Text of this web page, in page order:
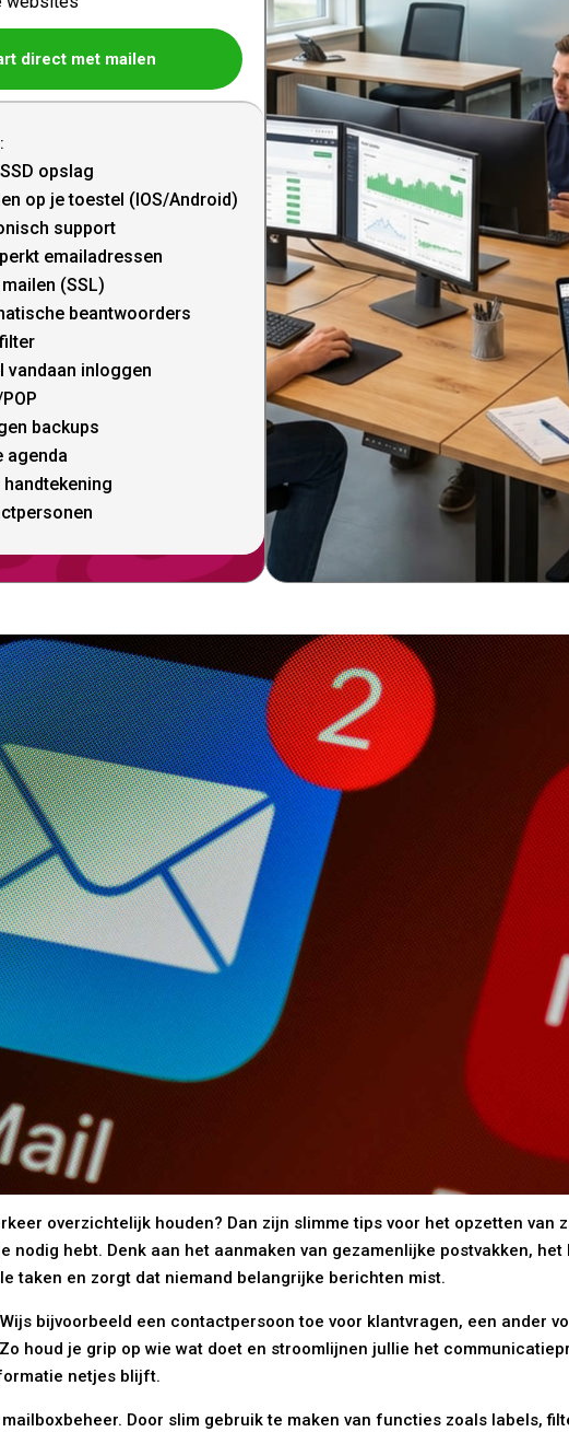
direct met mailen
opslag
op je toestel (IOS/Android)
support
emailadressen
(SSL)
beantwoorders
vandaan inloggen
backups
agenda
handtekening
overzichtelijk houden? Dan zijn slimme tips voor het opzetten van
hebt. Denk aan het aanmaken van gezamenlijke postvakken, het
taken en zorgt dat niemand belangrijke berichten mist.
bijvoorbeeld een contactpersoon toe voor klantvragen, een ander
houd je grip op wie wat doet en stroomlijnen jullie het
netjes blijft.
Door slim gebruik te maken van functies zoals labels,